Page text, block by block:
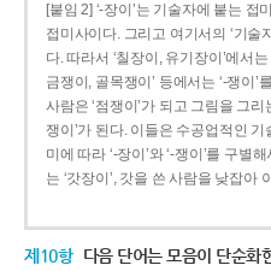
[붙임 2] ‘-장이’는 기술자에 붙는 접
접미사이다. 그리고 여기서의 ‘기술
다. 따라서 ‘칠장이, 유기장이’에서
금쟁이, 골목쟁이’ 등에서는 ‘-쟁이
사람은 ‘점쟁이’가 되고 그림을 그
쟁이’가 된다. 이들은 수공업적인
미에 따라 ‘-장이’와 ‘-쟁이’를 구별
는 ‘갓장이’, 갓을 쓴 사람을 낮잡아
제10항 다음 단어는 모음이 단순화